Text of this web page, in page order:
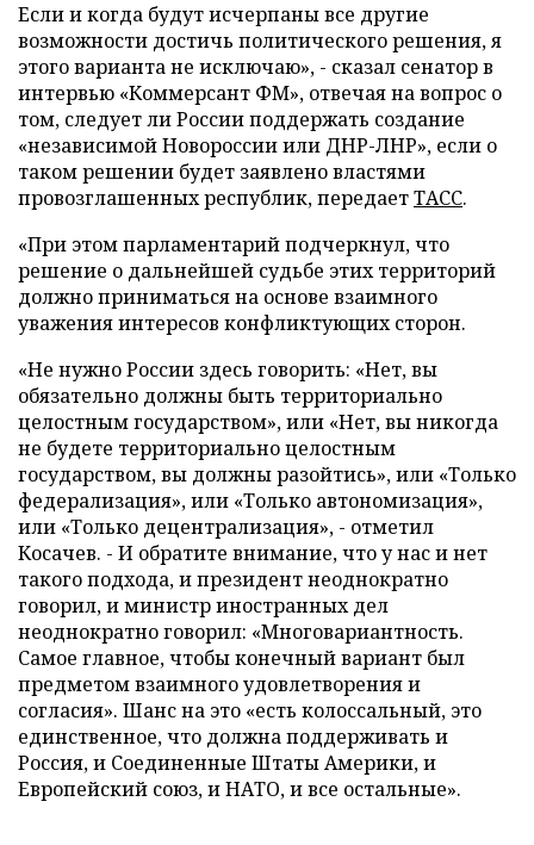
Если и когда будут исчерпаны все другие
возможности достичь политического решения, я
этого варианта не исключаю», - сказал сенатор в
интервью «Коммерсант ФМ», отвечая на вопрос о
том, следует ли России поддержать создание
«независимой Новороссии или ДНР-ЛНР», если о
таком решении будет заявлено властями
провозглашенных республик, передаетТАСС.
«При этом парламентарий подчеркнул, что
решение о дальнейшей судьбе этих территорий
должно приниматься на основе взаимного
уважения интересов конфликтующих сторон.
«Не нужно России здесь говорить: «Нет, вы
обязательно должны быть территориально
целостным государством», или «Нет, вы никогда
не будете территориально целостным
государством, вы должны разойтись», или «Только
федерализация», или «Только автономизация»,
или «Только децентрализация», - отметил
Косачев. - И обратите внимание, что у нас и нет
такого подхода, и президент неоднократно
говорил, и министр иностранных дел
неоднократно говорил: «Многовариантность.
Самое главное, чтобы конечный вариант был
предметом взаимного удовлетворения и
согласия». Шанс на это «есть колоссальный, это
единственное, что должна поддерживать и
Россия, и Соединенные Штаты Америки, и
Европейский союз, и НАТО, и все остальные».